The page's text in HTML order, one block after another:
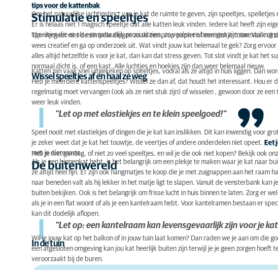
tips voor de kattenbak
Stimulatie en speeltjes
Om het natuurlijke jachtinstinct van je kat de ruimte te geven, zijn speeltjes,
Er is helaas niet 1 magisch speeltje dat alle katten leuk vinden. Iedere kat heeft zijn
speeltjes die er als een natuurlijk prooi uitzien, zo voelen en bewegen zijn meestal erg
Tip:vergeet niet de simpele dingen zoals een prop papier of een stukje touw. Vaak
wees creatief en ga op onderzoek uit. Wat vindt jouw kat helemaal te gek? Zorg
alles altijd hetzelfde is voor je kat, dan kan dat stress geven. Tot slot vindt je kat het
normaal dicht is, of een kast. Alle luchtjes en hoekjes zijn dan weer helemaal nieuw.
Wissel speeltjes af en haal ze weg
Katten zijn vaak snel uitgekeken op speeltjes, vooral als ze altijd in huis liggen. Dan
Heb je meerdere kattenspeeltjes? Wissel ze dan af, dat houdt het interessant. Hou er
regelmatig moet vervangen (ook als ze niet stuk zijn) of wisselen , gewoon door ze
weer leuk vinden.
"Let op met elastiekjes en te klein speelgoed!"
Speel nooit met elastiekjes of dingen die je kat kan inslikken. Dit kan inwendig voor
je zeker weet dat je kat het touwtje, de veertjes of andere onderdelen niet opeet. Eet
met je dierenarts.
Heb je niet genoeg, of niet zo veel speeltjes, en wil je die ook niet kopen? Bekijk ook
De buitenwereld
Als je een binnenkat hebt, is het belangrijk om een plekje te maken waar je kat naar
ze altijd heel fijn. Er zijn ook hangmatjes te koop die je met zuignappen aan het raam
naar beneden valt als hij lekker in het matje ligt te slapen. Vanuit de vensterbank kan
buiten bekijken. Ook is het belangrijk om frisse lucht in huis binnen te laten. Zorg er
als je in een flat woont of als je een kantelraam hebt. Voor kantelramen bestaan er
kan dit dodelijk aflopen.
"Let op: een kantelraam kan levensgevaarlijk zijn voor je
In de tuin
Wil je jouw kat op het balkon of in jouw tuin laat komen? Dan raden we je aan om die
een afgesloten omgeving kan jou kat heerlijk buiten zijn terwijl je je geen zorgen
veroorzaakt bij de buren.